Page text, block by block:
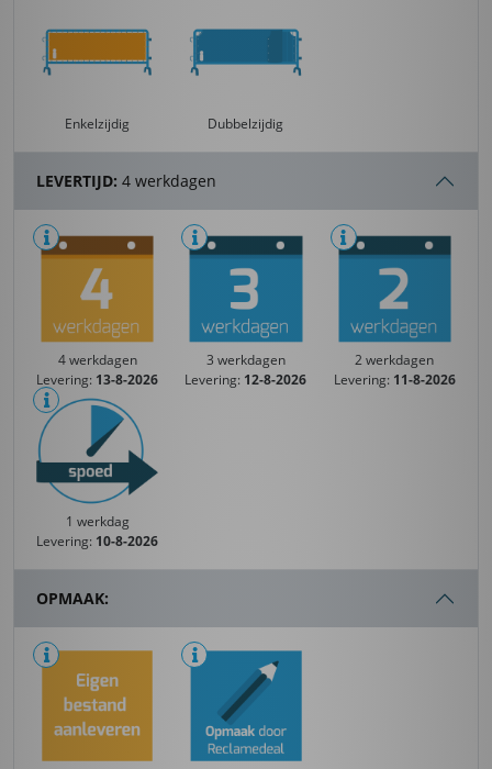
Enkelzijdig Dubbelzijdig
LEVERTIJD: 4 werkdagen
4 werkdagen
Levering: 13-8-2026
3 werkdagen
Levering: 12-8-2026
2 werkdagen
Levering: 11-8-2026
1 werkdag
Levering: 10-8-2026
OPMAAK: